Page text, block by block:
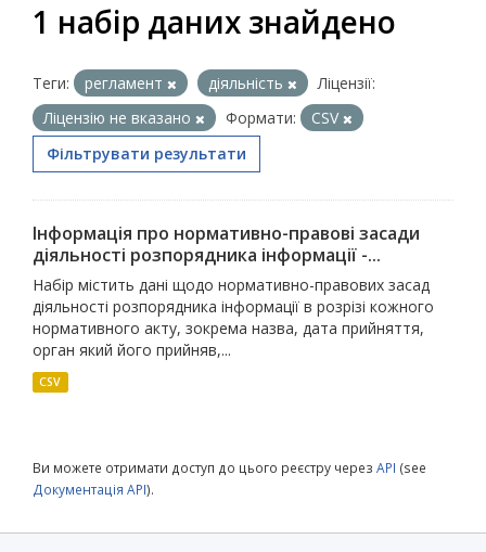
1 набір даних знайдено
Теги: регламент діяльність
Ліцензії:
Ліцензію не вказано
Формати:
CSV
Фільтрувати результати
Інформація про нормативно-правові засади
діяльності розпорядника інформації -...
Набір містить дані щодо нормативно-правових засад
діяльності розпорядника інформації в розрізі кожного
нормативного акту, зокрема назва, дата прийняття,
орган який його прийняв,...
CSV
Ви можете отримати доступ до цього реєстру через API (see
Документація API).